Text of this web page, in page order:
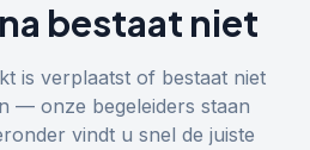
bestaat niet
is verplaatst of bestaat niet
— onze begeleiders staan
vindt u snel de juiste